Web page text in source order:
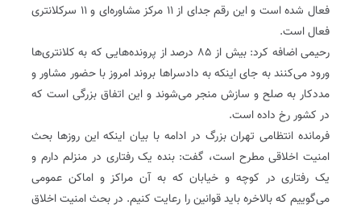
فعال شده است و این رقم جدای از ۱۱ مرکز مشاوره‌ای و ۱۱ سرکلانتری
فعال است.
رحیمی اضافه کرد: بیش از ۸۵ درصد از پرونده‌هایی که به کلانتری‌ها
ورود می‌کنند به جای اینکه به دادسراها بروند امروز با حضور مشاور و
مددکار به صلح و سازش منجر می‌شوند و این اتفاق بزرگی است که
در کشور رخ داده است.
فرمانده انتظامی تهران بزرگ در ادامه با بیان اینکه این روزها بحث
امنیت اخلاقی مطرح است، گفت: بنده یک رفتاری در منزلم دارم و
یک رفتاری در کوچه و خیابان که به آن مراکز و اماکن عمومی
می‌گوییم که بالاخره باید قوانین را رعایت کنیم. در بحث امنیت اخلاق